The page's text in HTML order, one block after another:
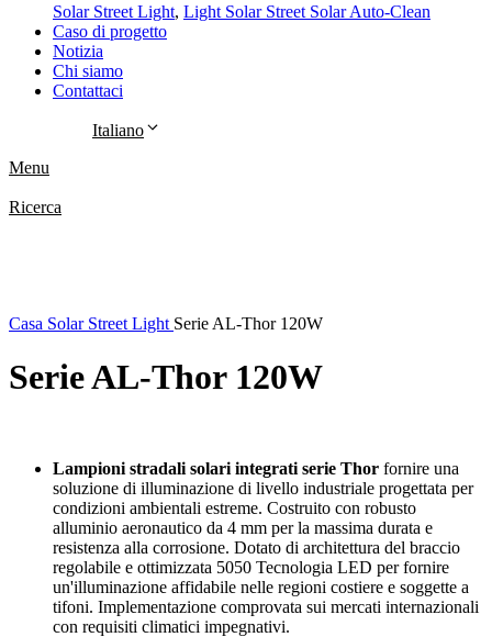
Solar Street Light, Light Solar Street Solar Auto-Clean
Caso di progetto
Notizia
Chi siamo
Contattaci
Italiano
Menu
Ricerca
Casa Solar Street Light Serie AL-Thor 120W
Serie AL-Thor 120W
Lampioni stradali solari integrati serie Thor fornire una
soluzione di illuminazione di livello industriale progettata per
condizioni ambientali estreme. Costruito con robusto
alluminio aeronautico da 4 mm per la massima durata e
resistenza alla corrosione. Dotato di architettura del braccio
regolabile e ottimizzata 5050 Tecnologia LED per fornire
un'illuminazione affidabile nelle regioni costiere e soggette a
tifoni. Implementazione comprovata sui mercati internazionali
con requisiti climatici impegnativi.